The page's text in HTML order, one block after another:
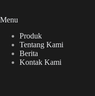
Menu
Produk
Tentang Kami
Berita
Kontak Kami